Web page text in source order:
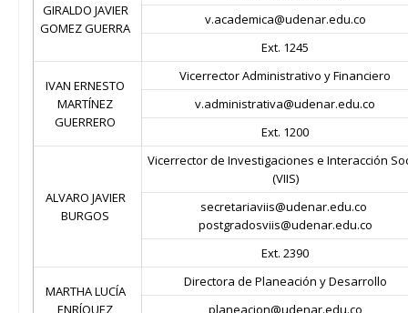
GIRALDO JAVIER
GOMEZ GUERRA
v.academica@udenar.edu.co
Ext. 1245
IVAN ERNESTO
MARTÍNEZ
GUERRERO
Vicerrector Administrativo y Financiero
v.administrativa@udenar.edu.co
Ext. 1200
ALVARO JAVIER
BURGOS
Vicerrector de Investigaciones e Interacción
(VIIS)
secretariaviis@udenar.edu.co
postgradosviis@udenar.edu.co
Ext. 2390
MARTHA LUCÍA
ENRÍQUEZ
Directora de Planeación y Desarrollo
planeacion@udenar.edu.co